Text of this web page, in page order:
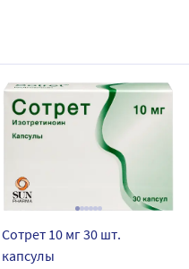
Сотрет 10 мг 30 шт.
капсулы